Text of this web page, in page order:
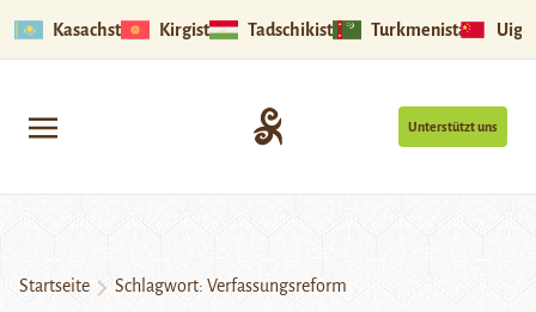
Kasachstan Kirgistan Tadschikistan Turkmenistan
Unterstützt uns
Startseite Schlagwort: Verfassungsreform